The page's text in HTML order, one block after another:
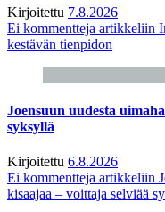
Kirjoitettu 7.8.2026
Ei kommentteja artikkeliin
kestävän tienpidon
Joensuun uudesta
syksyllä
Kirjoitettu 6.8.2026
Ei kommentteja artikkeliin
kisaajaa – voittaja selviää